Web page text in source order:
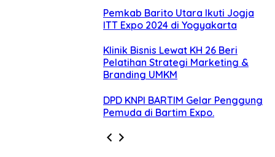
Pemkab Barito Utara Ikuti Jogja
ITT Expo 2024 di Yogyakarta
Klinik Bisnis Lewat KH 26 Beri
Pelatihan Strategi Marketing &
Branding UMKM
DPD KNPI BARTIM Gelar Penggung
Pemuda di Bartim Expo.